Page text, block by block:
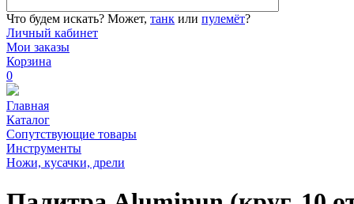
Что будем искать? Может, танк или пулемёт?
Личный кабинет
Мои заказы
Корзина
0
Главная
Каталог
Сопутствующие товары
Инструменты
Ножи, кусачки, дрели